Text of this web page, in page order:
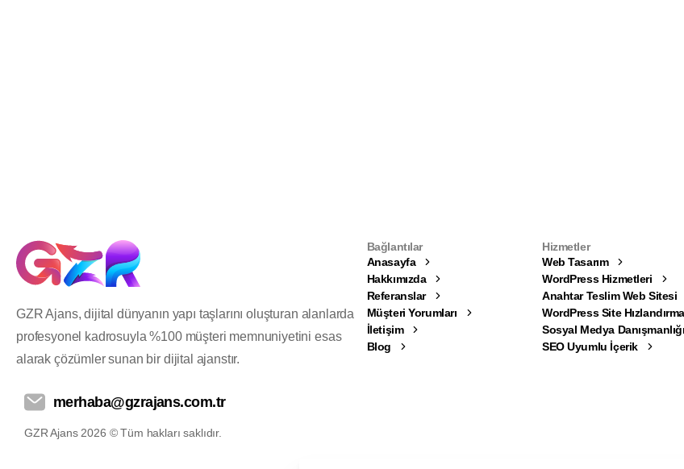
GZR Ajans, dijital dünyanın yapı taşlarını oluşturan alanlarda
profesyonel kadrosuyla %100 müşteri memnuniyetini esas
alarak çözümler sunan bir dijital ajanstır.
merhaba@gzrajans.com.tr
GZR Ajans 2026 © Tüm hakları saklıdır.
Bağlantılar
Anasayfa
Hakkımızda
Referanslar
Müşteri Yorumları
İletişim
Blog
Hizmetler
Web Tasarım
WordPress Hizmetleri
Anahtar Teslim Web Sitesi
WordPress Site Hızlandırma
Sosyal Medya Danışmanlığı
SEO Uyumlu İçerik